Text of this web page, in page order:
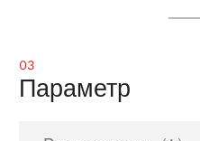
03
Параметр